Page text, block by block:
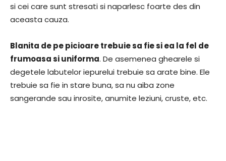
si cei care sunt stresati si naparlesc foarte des din
aceasta cauza.
Blanita de pe picioare trebuie sa fie si ea la fel de
frumoasa si uniforma. De asemenea ghearele si
degetele labutelor iepurelui trebuie sa arate bine. Ele
trebuie sa fie in stare buna, sa nu aiba zone
sangerande sau inrosite, anumite leziuni, cruste, etc.